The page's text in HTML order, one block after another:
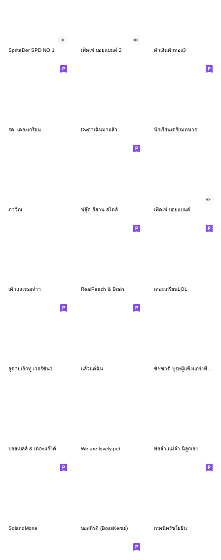
SpriteDer SPD NO.1 เฟ็ดเฟ่ บอยเเบนด์ 2 ตัวเงินตัวทอง3
รด. เดอะเกรียน Dwอาเฉินมาแล้ว นักเรียนเตรียมทหาร
ภาวิณ ฟลุ๊ค อีสาน สไตล์ เฟ็ดเฟ่ บอยเเบนด์
เค้าและเธอจ๋าา RealPeach & Brain เดอะเกรียนLOL
ยูดายเอ็กทู เวอร์ชั่น1 แล้วแต่ฉัน ชัชชาติ บุรุษผู้แข็งแกร่งที่สุดในปฐพี
บอสเบลล์ & เดอะแก๊งค์ We are lovely pet พ่อจ๋า แม่จ๋า นี่ลูกเอง
SolandMone บอสกีรติ (BossKerati) เทคนิครัชโยธิน